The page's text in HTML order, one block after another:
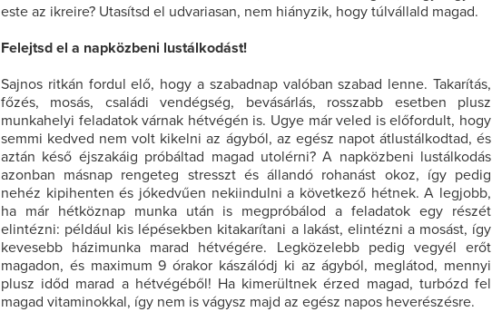
este az ikreire? Utasítsd el udvariasan, nem hiányzik, hogy túlvállald magad.
Felejtsd el a napközbeni lustálkodást!
Sajnos ritkán fordul elő, hogy a szabadnap valóban szabad lenne. Takarítás,
főzés, mosás, családi vendégség, bevásárlás, rosszabb esetben plusz
munkahelyi feladatok várnak hétvégén is. Ugye már veled is előfordult, hogy
semmi kedved nem volt kikelni az ágyból, az egész napot átlustálkodtad, és
aztán késő éjszakáig próbáltad magad utolérni? A napközbeni lustálkodás
azonban másnap rengeteg stresszt és állandó rohanást okoz, így pedig
nehéz kipihenten és jókedvűen nekiindulni a következő hétnek. A legjobb,
ha már hétköznap munka után is megpróbálod a feladatok egy részét
elintézni: például kis lépésekben kitakarítani a lakást, elintézni a mosást, így
kevesebb házimunka marad hétvégére. Legközelebb pedig vegyél erőt
magadon, és maximum 9 órakor kászálódj ki az ágyból, meglátod, mennyi
plusz időd marad a hétvégéből! Ha kimerültnek érzed magad, turbózd fel
magad vitaminokkal, így nem is vágysz majd az egész napos heverészésre.